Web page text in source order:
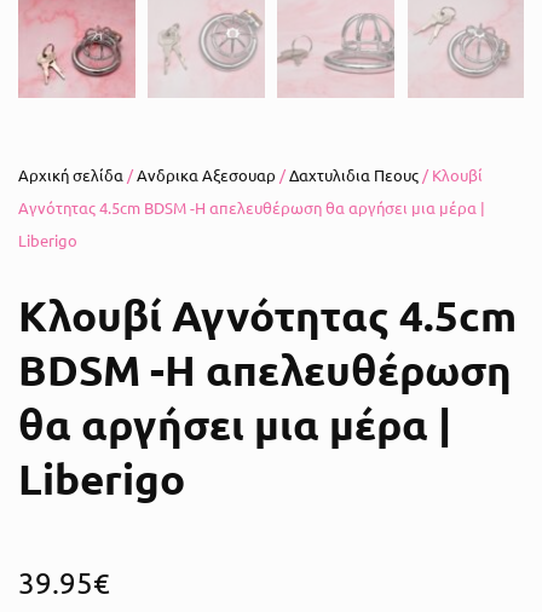
Αρχική σελίδα /Ανδρικα Αξεσουαρ /Δαχτυλιδια Πεους / Κλουβί
Αγνότητας 4.5cm BDSM -Η απελευθέρωση θα αργήσει μια μέρα |
Liberigo
Κλουβί Αγνότητας 4.5cm
BDSM -Η απελευθέρωση
θα αργήσει μια μέρα |
Liberigo
39.95€